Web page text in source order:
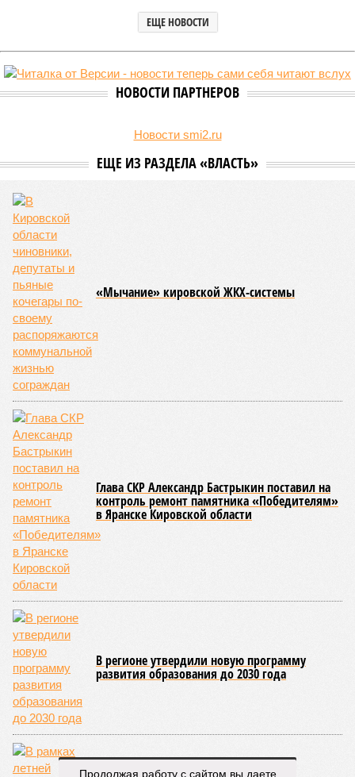
ЕЩЕ НОВОСТИ
НОВОСТИ ПАРТНЕРОВ
Новости smi2.ru
ЕЩЕ ИЗ РАЗДЕЛА «ВЛАСТЬ»
«Мычание» кировской ЖКХ-системы
Глава СКР Александр Бастрыкин поставил на
контроль ремонт памятника «Победителям»
в Яранске Кировской области
В регионе утвердили новую программу
развития образования до 2030 года
Продолжая работу с сайтом вы даете